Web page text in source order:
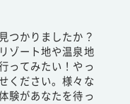
つかりましたか？
ゾート地や温泉地
ってみたい！やっ
ください。様々な
験があなたを待っ